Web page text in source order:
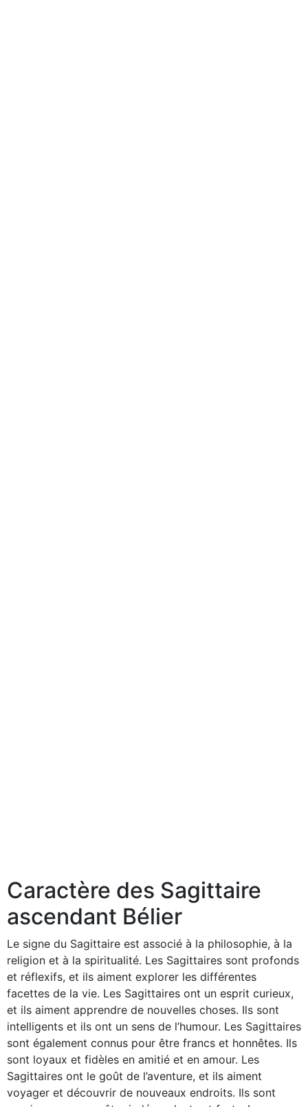
Caractère des Sagittaire
ascendant Bélier
Le signe du Sagittaire est associé à la philosophie, à la
religion et à la spiritualité. Les Sagittaires sont profonds
et réflexifs, et ils aiment explorer les différentes
facettes de la vie. Les Sagittaires ont un esprit curieux,
et ils aiment apprendre de nouvelles choses. Ils sont
intelligents et ils ont un sens de l’humour. Les Sagittaires
sont également connus pour être francs et honnêtes. Ils
sont loyaux et fidèles en amitié et en amour. Les
Sagittaires ont le goût de l’aventure, et ils aiment
voyager et découvrir de nouveaux endroits. Ils sont